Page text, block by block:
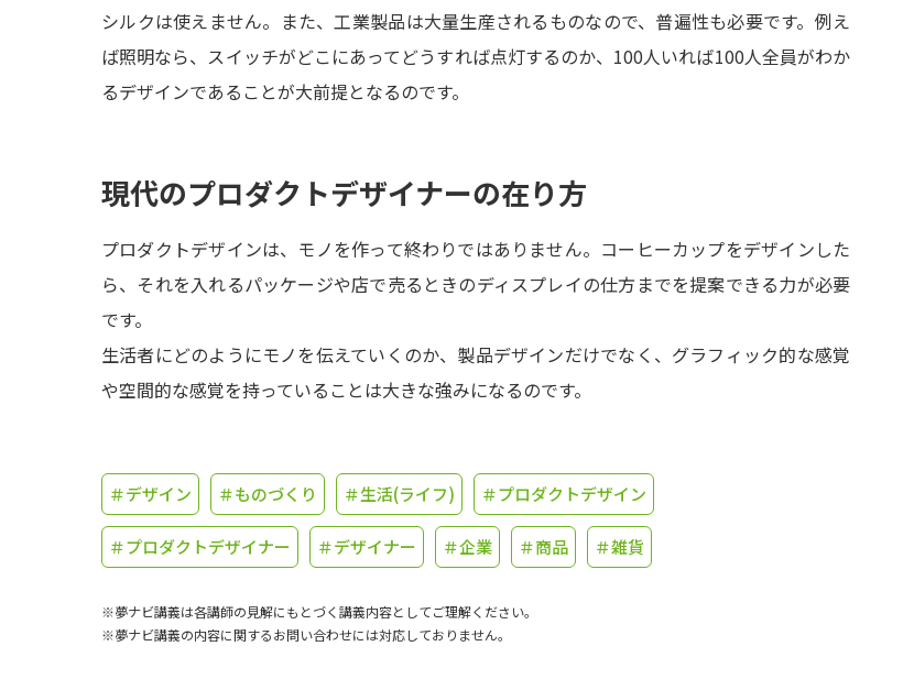
志望校・出願校を調べる
学問発見
シルクは使えません。また、工業製品は大量生産されるものなので、普遍性も必要です。例え
ば照明なら、スイッチがどこにあってどうすれば点灯するのか、100人いれば100人全員がわか
るデザインであることが大前提となるのです。
現代のプロダクトデザイナーの在り方
プロダクトデザインは、モノを作って終わりではありません。コーヒーカップをデザインした
ら、それを入れるパッケージや店で売るときのディスプレイの仕方までを提案できる力が必要
です。
生活者にどのようにモノを伝えていくのか、製品デザインだけでなく、グラフィック的な感覚
や空間的な感覚を持っていることは大きな強みになるのです。
＃デザイン ＃ものづくり ＃生活(ライフ) ＃プロダクトデザイン
＃プロダクトデザイナー ＃デザイナー ＃企業 ＃商品 ＃雑貨
※夢ナビ講義は各講師の見解にもとづく講義内容としてご理解ください。
※夢ナビ講義の内容に関するお問い合わせには対応しておりません。